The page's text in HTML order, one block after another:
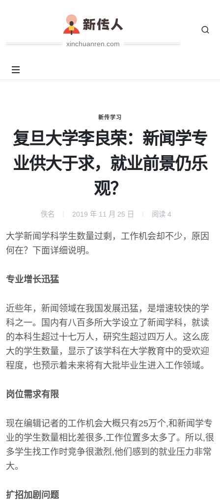
xinchuanren.com
新传学习
复旦大学李良荣：新闻学专
业供大于求，就业前景仍乐
观？
佚名 2019 年 11 月 25 日 阅读 4
大学新闻学科学生数量过剩，工作机会却不少，原因
何在？下面详细说明。
专业增长迅猛
近些年，新闻领域在我国发展迅猛，是增速较快的学
科之一。国内有八百多所大学设立了新闻学科，就读
的本科生超过十七万人，研究生超过四万人。这么庞
大的学生数量，显示了该学科在大学教育中的受欢迎
程度，也预示着未来将有大批毕业生进入工作领域。
岗位需求有限
现在编辑记者的工作机会大概只有25万个,和新闻学专
业的学生数量相比差很多,工作位置多太多了。所以,很
多学生找工作时竞争很激烈,他们感到的就业压力非常
大。
扩招加剧问题